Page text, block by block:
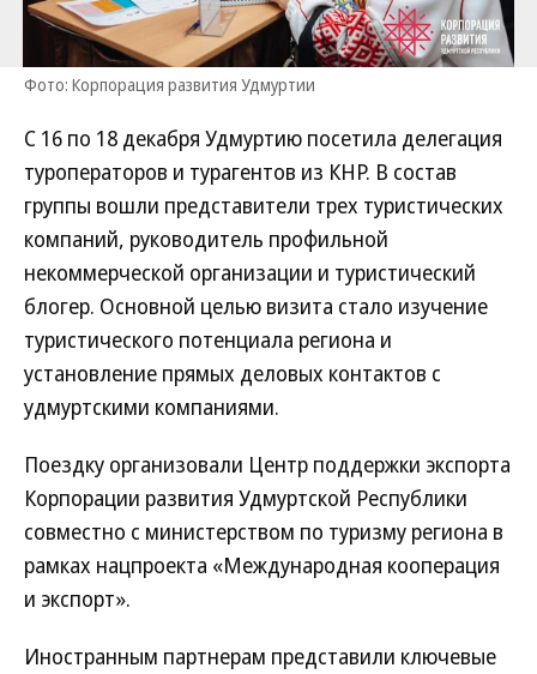
Фото: Корпорация развития Удмуртии
С 16 по 18 декабря Удмуртию посетила делегация
туроператоров и турагентов из КНР. В состав
группы вошли представители трех туристических
компаний, руководитель профильной
некоммерческой организации и туристический
блогер. Основной целью визита стало изучение
туристического потенциала региона и
установление прямых деловых контактов с
удмуртскими компаниями.
Поездку организовали Центр поддержки экспорта
Корпорации развития Удмуртской Республики
совместно с министерством по туризму региона в
рамках нацпроекта «Международная кооперация
и экспорт».
Иностранным партнерам представили ключевые